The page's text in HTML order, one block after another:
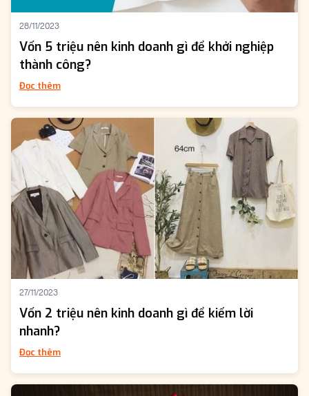
28/11/2023
Vốn 5 triệu nên kinh doanh gì để khởi nghiệp
thành công?
Đọc thêm
27/11/2023
Vốn 2 triệu nên kinh doanh gì để kiếm lời
nhanh?
Đọc thêm